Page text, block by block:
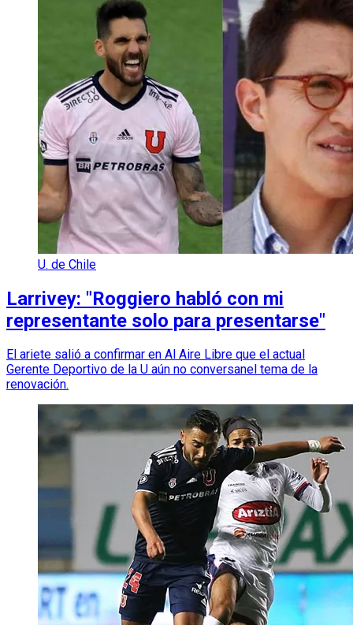
U. de Chile
Larrivey: "Roggiero habló con mi
representante solo para presentarse"
El ariete salió a confirmar en Al Aire Libre que el actual
Gerente Deportivo de la U aún no conversanel tema de la
renovación.